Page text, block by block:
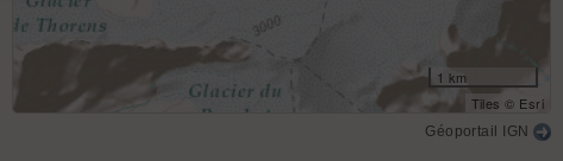
1 km
Tiles © Esri
Géoportail IGN